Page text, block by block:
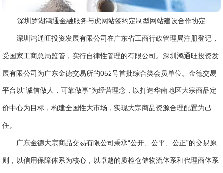
深圳罗湖鸿通金融服务与虎网站签约定制型网站建设合作协定
深圳鸿通旺投资发展有限公司在广东省工商行政管理局注册登记，
受国家工商总局监管，实行自律性管理的有限公司。深圳鸿通旺投资发
展有限公司为广东金德交易所的052号首批综合类会员单位。金德交易
平台以“诚信做人，可靠做事”为经营理念，以打造华南地区大宗商品定
价中心为目标，构建全国性大市场，实现大宗商品资源合理配置为己
任。
广东金德大宗商品交易有限公司秉承“公开、公平、公正”的交易原
则，以信用保障体系为核心，以卓越的质检仓储物流体系和代理商体系